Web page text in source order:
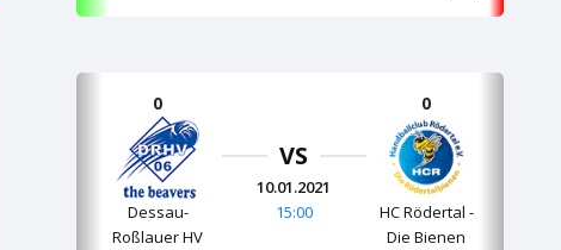
0
Dessau-
Roßlauer HV
VS
10.01.2021
15:00
0
HC Rödertal -
Die Bienen